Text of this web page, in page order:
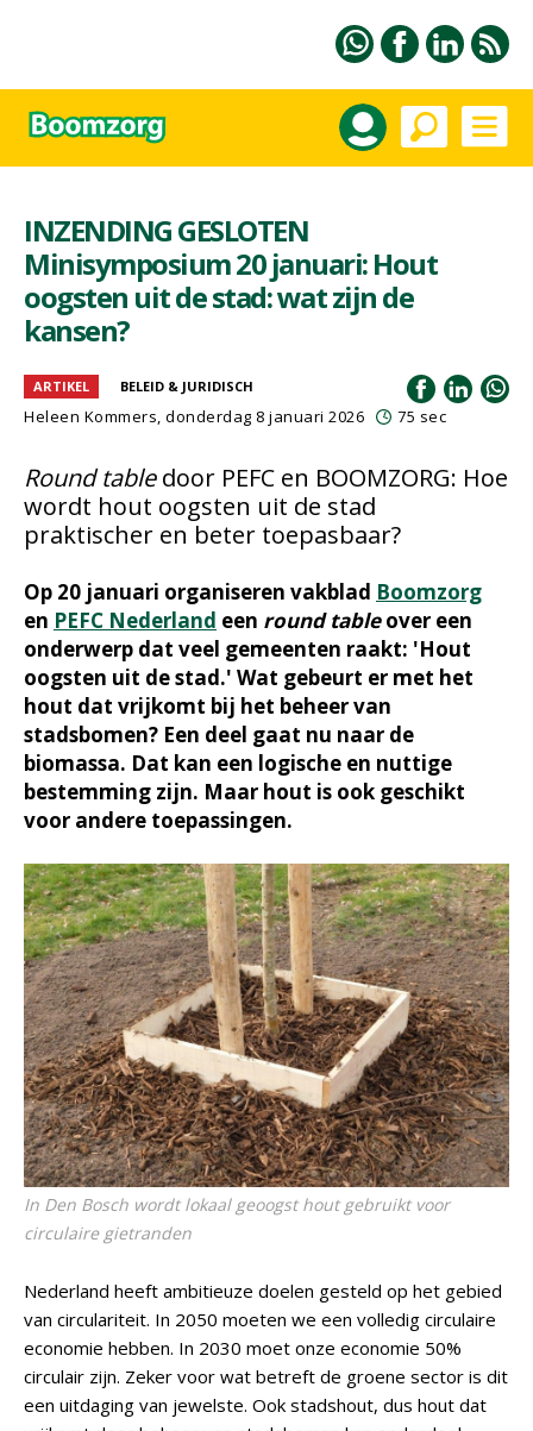
INZENDING GESLOTEN
Minisymposium 20 januari: Hout
oogsten uit de stad: wat zijn de
kansen?
ARTIKEL BELEID & JURIDISCH
Heleen Kommers, donderdag 8 januari 2026 75 sec
Round tabledoor PEFC en BOOMZORG: Hoe
wordt hout oogsten uit de stad
praktischer en beter toepasbaar?
Op 20 januari organiseren vakblad Boomzorg
en PEFC Nederland een round tableover een
onderwerp dat veel gemeenten raakt: 'Hout
oogsten uit de stad.' Wat gebeurt er met het
hout dat vrijkomt bij het beheer van
stadsbomen? Een deel gaat nu naar de
biomassa. Dat kan een logische en nuttige
bestemming zijn. Maar hout is ook geschikt
voor andere toepassingen.
In Den Bosch wordt lokaal geoogst hout gebruikt voor
circulaire gietranden
Nederland heeft ambitieuze doelen gesteld op het gebied
van circulariteit. In 2050 moeten we een volledig circulaire
economie hebben. In 2030 moet onze economie 50%
circulair zijn. Zeker voor wat betreft de groene sector is dit
een uitdaging van jewelste. Ook stadshout, dus hout dat